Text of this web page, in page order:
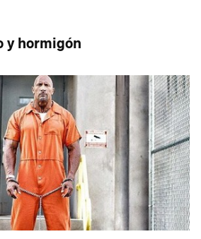
y hormigón